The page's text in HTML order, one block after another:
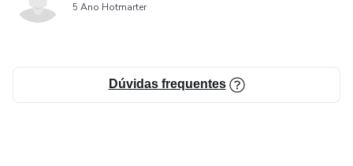
5 Ano Hotmarter
Dúvidas frequentes